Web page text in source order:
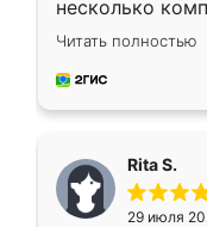
несколько
эту. Сначала
приехал
и снял
каких-либо
довольна, все
Читать полностью
Rita S.
29 июля